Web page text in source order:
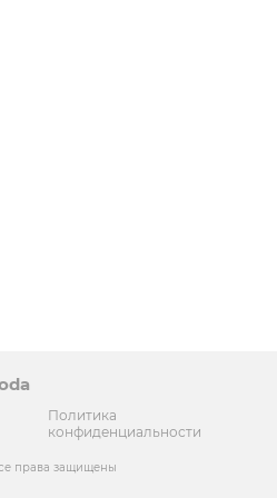
Политика
конфиденциальности
права защищены